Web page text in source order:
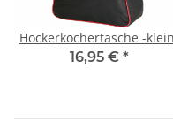
Hockerkochertasche -
16,95 € *